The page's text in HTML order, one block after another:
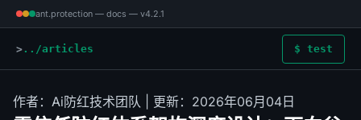
ant.protection — docs — v4.2.1
../articles $ test
作者：Ai防红技术团队 | 更新：2026年06月04日